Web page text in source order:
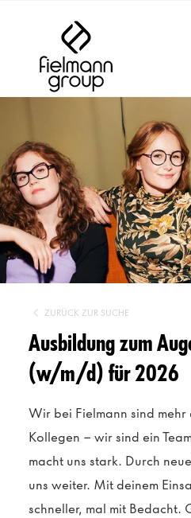
ZURÜCK ZUR SUCHE
Ausbildung zum
(w/m/d) für 2026
Wir bei Fielmann sind
Kollegen – wir sind ein
macht uns stark. Durch
uns weiter. Mit deinem
schneller, mal mit Bedacht.